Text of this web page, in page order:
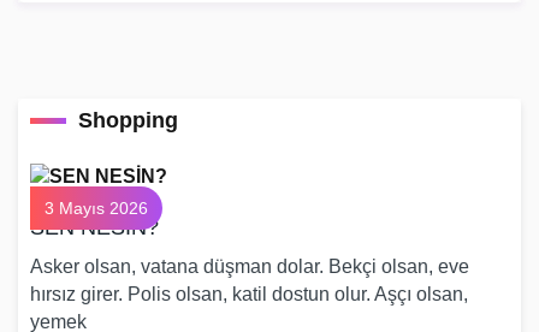
Shopping
3 Mayıs 2026
SEN NESİN?
Asker olsan, vatana düşman dolar. Bekçi olsan, eve
hırsız girer. Polis olsan, katil dostun olur. Aşçı olsan,
yemek